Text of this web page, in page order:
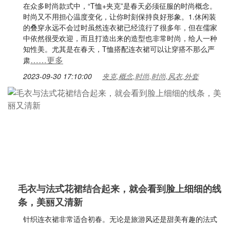
在众多时尚款式中，“T恤+夹克”是春天必须征服的时尚概念。
时尚又不用担心温度变化，让你时刻保持良好形象。1.休闲装
的叠穿永远不会过时虽然连衣裙已经流行了很多年，但在儒家
中依然很受欢迎，而且打造出来的造型也非常时尚，给人一种
知性美。尤其是在春天，T恤搭配连衣裙可以让穿搭不那么严
肃……更多
2023-09-30 17:10:00 夹克,概念,时尚,时尚,风衣,外套
毛衣与法式花裙结合起来，就会看到脸上细细的线
条，美丽又清新
针织连衣裙非常适合初春。无论是旅游风还是甜美有趣的法式